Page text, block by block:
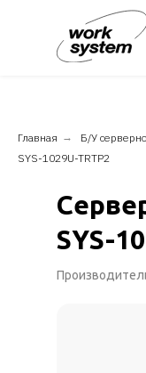
Главная → Б/У
SYS-1029U-TRTP2
SYS-